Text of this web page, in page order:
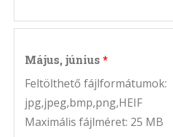
Május, június
Feltölthető fájlformátumok:
jpg,jpeg,bmp,png,HEIF
Maximális fájlméret: 25 MB